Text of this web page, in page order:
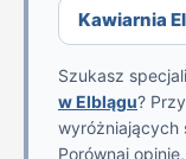
Kawiarnia
Szukasz
w Elblągu?
wyróżniających
Porównaj